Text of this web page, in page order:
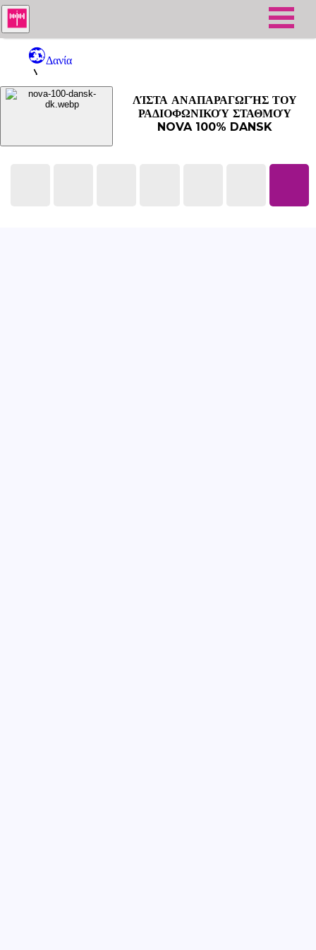
Δανία
NOVA 100% DanskΛΊΣΤΑ ΑΝΑΠΑΡΑΓΩΓΉΣ ΤΟΥ
ΡΑΔΙΟΦΩΝΙΚΟΎ ΣΤΑΘΜΟΎ
NOVA 100% DANSK